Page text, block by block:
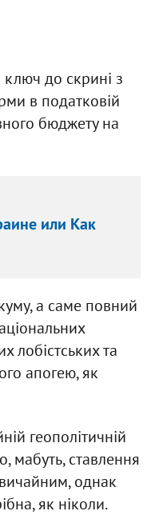
ключ до скрині з
в податковій
бюджету на
или Как
а саме повний
лобістських та
апогею, як
геополітичній
мабуть, ставлення
однак
як ніколи.